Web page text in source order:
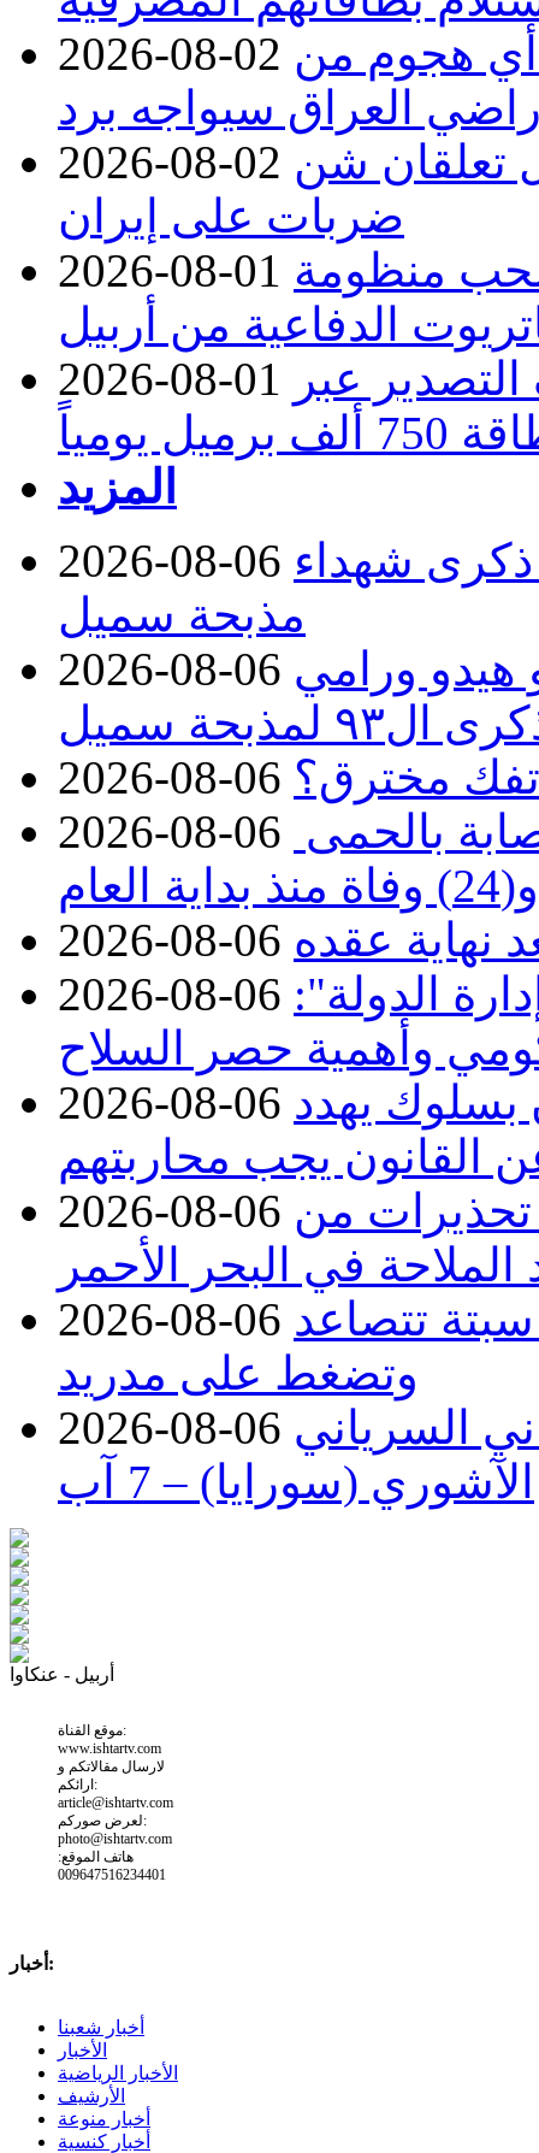
2026-08-02 أي هجوم من
العراق سيواجه برد
2026-08-02 تعلقان شن
ضربات على إيران
2026-08-01 منظومة
الدفاعية من أربيل
2026-08-01
التصدير عبر
يومياً
المزيد
2026-08-06 ذكرى شهداء
مذبحة سميل
2026-08-06 هيدو ورامي
سميل
2026-08-06 مخترق؟
2026-08-06
2026-08-06 نهاية عقده
2026-08-06 الدولة":
وأهمية حصر السلاح
2026-08-06 بسلوك يهدد
القانون يجب محاربتهم
2026-08-06 من
الملاحة في البحر الأحمر
2026-08-06 تتصاعد
وتضغط على مدريد
2026-08-06 السرياني
الآشوري (سورايا) – 7 آب
أربيل - عنكاوا
موقع القناة:
www.ishtartv.com
لارسال مقالاتكم و
ارائكم:
article@ishtartv.com
لعرض صوركم:
photo@ishtartv.com
هاتف الموقع:
009647516234401
أخبار:
أخبار شعبنا
الأخبار
الأخبار الرياضية
الأرشيف
أخبار منوعة
أخبار كنسية